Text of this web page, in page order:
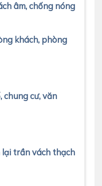
âm, chống nóng
khách, phòng
chung cư, văn
lại trần vách thạch